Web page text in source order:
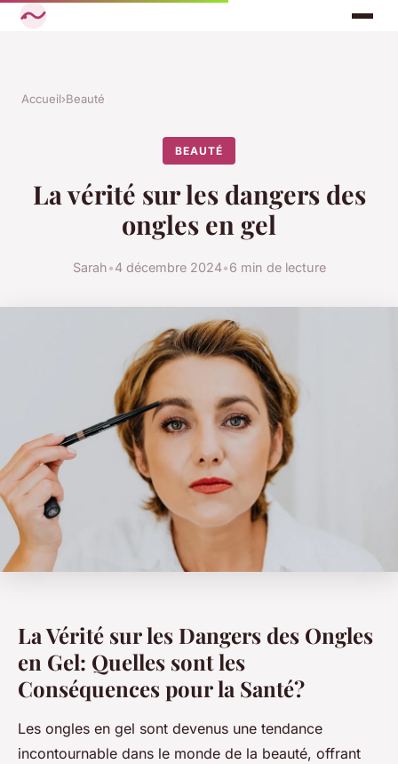
Accueil›Beauté
BEAUTÉ
La vérité sur les dangers des
ongles en gel
Sarah•4 décembre 2024•6 min de lecture
La Vérité sur les Dangers des Ongles
en Gel: Quelles sont les
Conséquences pour la Santé?
Les ongles en gel sont devenus une tendance
incontournable dans le monde de la beauté, offrant